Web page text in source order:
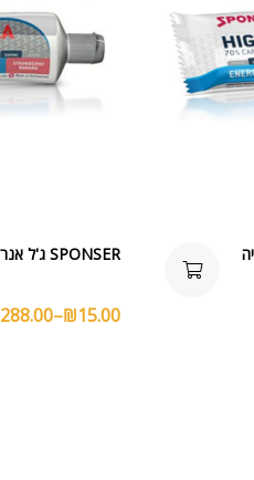
SPONSER ג'ל אנרגיה BCAA
₪15.00
–
288.00